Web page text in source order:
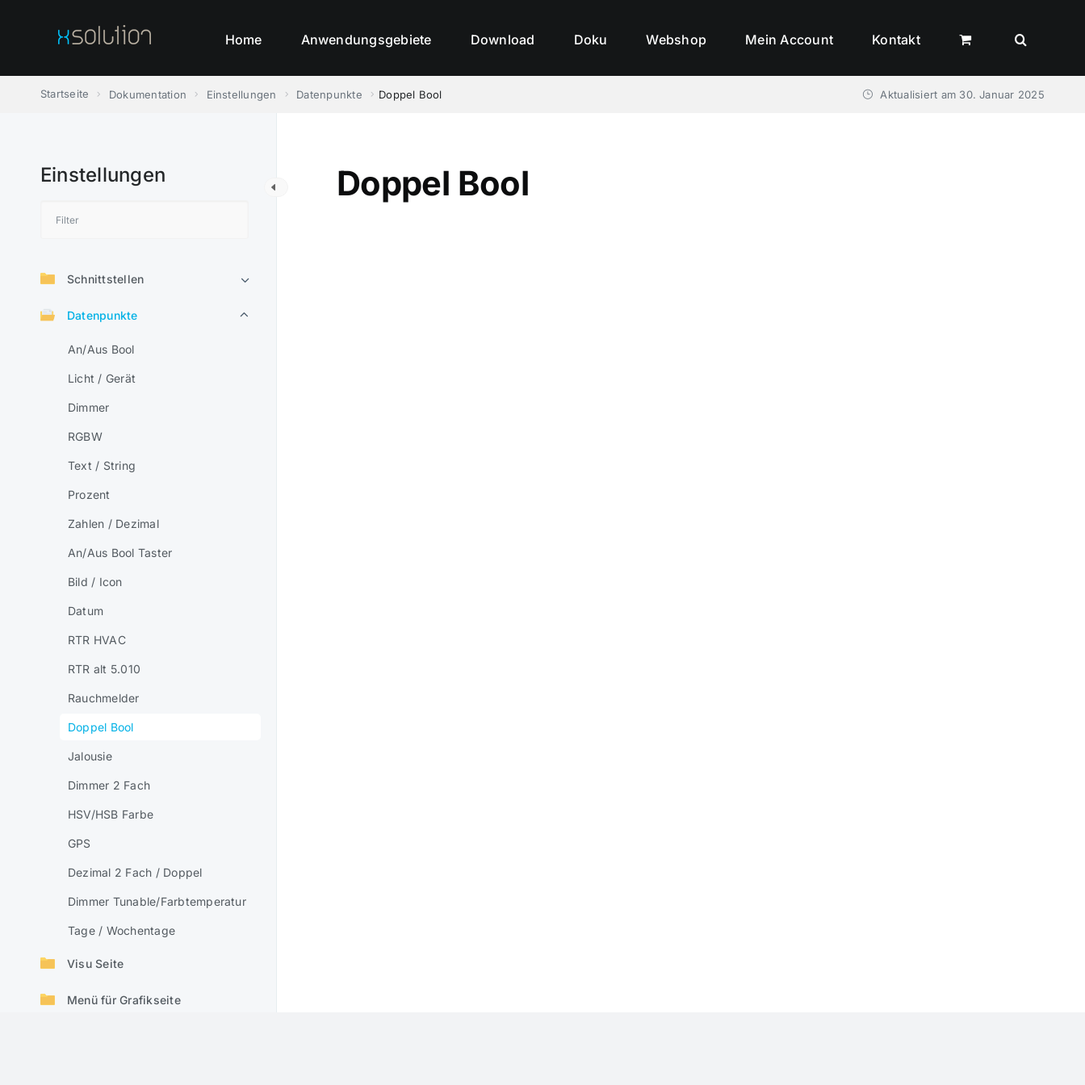
Home Anwendungsgebiete Download Doku Webshop Mein Account Kontakt
Startseite Dokumentation Einstellungen Datenpunkte Doppel Bool Aktualisiert am 30. Januar 2025
Einstellungen
Schnittstellen
Datenpunkte
An/Aus Bool
Licht / Gerät
Dimmer
RGBW
Text / String
Prozent
Zahlen / Dezimal
An/Aus Bool Taster
Bild / Icon
Datum
RTR HVAC
RTR alt 5.010
Rauchmelder
Doppel Bool
Jalousie
Dimmer 2 Fach
HSV/HSB Farbe
GPS
Dezimal 2 Fach / Doppel
Dimmer Tunable/Farbtemperatur
Tage / Wochentage
Visu Seite
Menü für Grafikseite
Doppel Bool